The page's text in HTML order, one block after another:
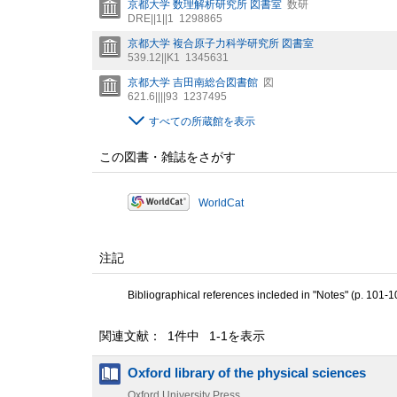
京都大学 数理解析研究所 図書室 数研
DRE||1||1 1298865
京都大学 複合原子力科学研究所 図書室
539.12||K1 1345631
京都大学 吉田南総合図書館 図
621.6||||93 1237495
すべての所蔵館を表示
この図書・雑誌をさがす
WorldCat
注記
Bibliographical references incleded in "Notes" (p. 101-
関連文献： 1件中 1-1を表示
Oxford library of the physical sciences